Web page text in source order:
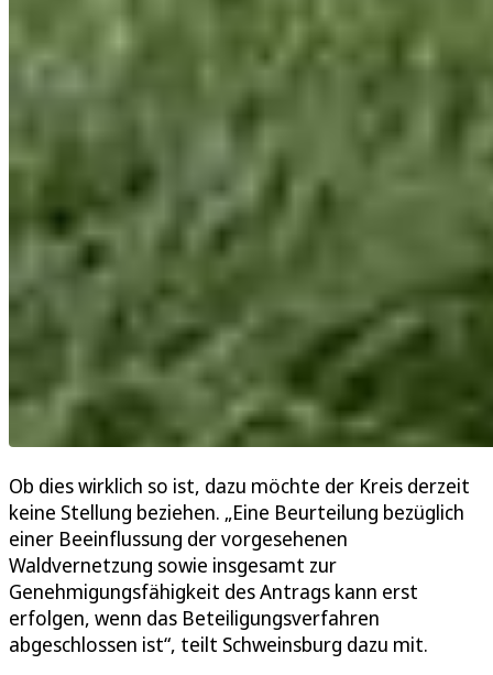
Ob dies wirklich so ist, dazu möchte der Kreis derzeit
keine Stellung beziehen. „Eine Beurteilung bezüglich
einer Beeinflussung der vorgesehenen
Waldvernetzung sowie insgesamt zur
Genehmigungsfähigkeit des Antrags kann erst
erfolgen, wenn das Beteiligungsverfahren
abgeschlossen ist“, teilt Schweinsburg dazu mit.